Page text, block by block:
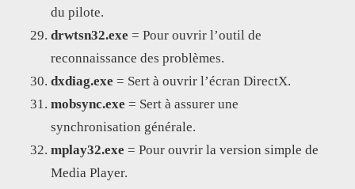
du pilote.
drwtsn32.exe = Pour ouvrir l’outil de
reconnaissance des problèmes.
dxdiag.exe = Sert à ouvrir l’écran DirectX.
mobsync.exe = Sert à assurer une
synchronisation générale.
mplay32.exe = Pour ouvrir la version simple de
Media Player.